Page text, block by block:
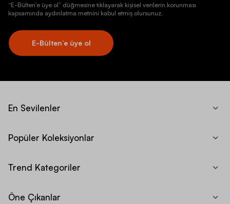
“E-Bülten’e üye ol” düğmesine tıklayarak kişisel verilerin korunması
kapsamında aydınlatma metnini kabul etmiş olursunuz.
E-Bülten’e üye ol
En Sevilenler
Popüler Koleksiyonlar
Trend Kategoriler
Öne Çıkanlar